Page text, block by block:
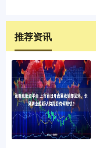
推荐资讯